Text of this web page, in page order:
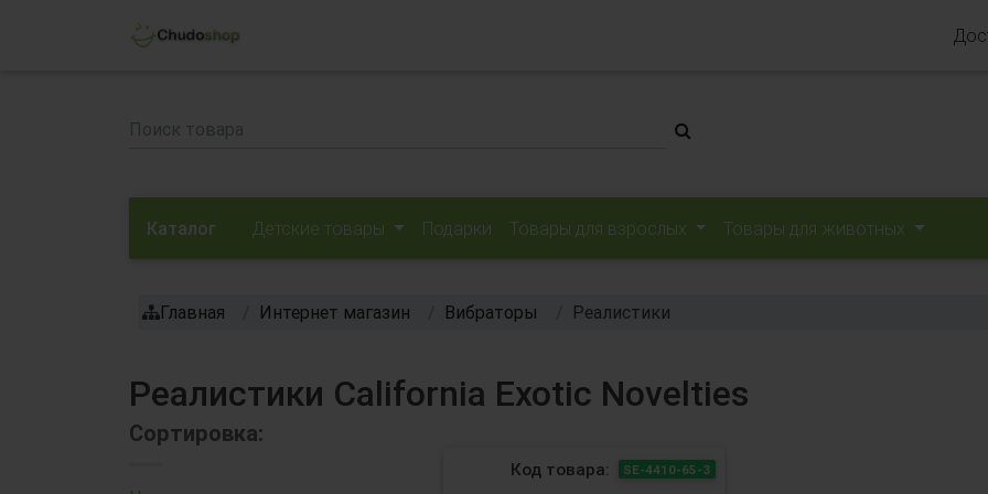
Каталог Детские товары Подарки Товары для взрослых Товары для животных
Главная Интернет магазин Вибраторы Реалистики
Реалистики California Exotic Novelties
Сортировка:
Код товара: SE-4410-65-3